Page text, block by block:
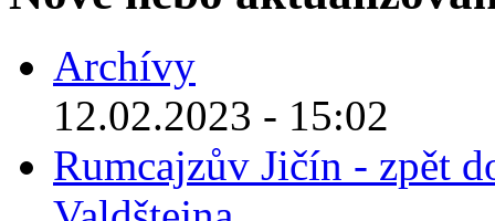
Archívy
12.02.2023 - 15:02
Rumcajzův Jičín - zpět